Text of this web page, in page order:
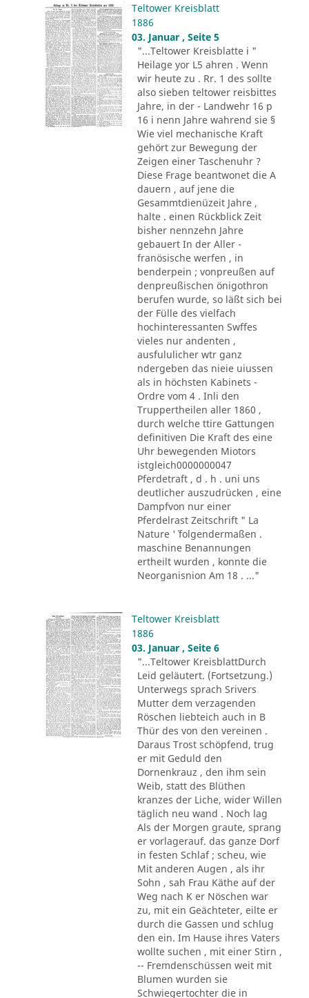
Teltower Kreisblatt
1886
03. Januar , Seite 5
"...Teltower Kreisblatte i "
Heilage yor L5 ahren . Wenn
wir heute zu . Rr. 1 des sollte
also sieben teltower reisbittes
Jahre, in der - Landwehr 16 p
16 i nenn Jahre wahrend sie §
Wie viel mechanische Kraft
gehört zur Bewegung der
Zeigen einer Taschenuhr ?
Diese Frage beantwonet die A
dauern , auf jene die
Gesammtdienüzeit Jahre ,
halte . einen Rückblick Zeit
bisher nennzehn Jahre
gebauert In der Aller -
franösische werfen , in
benderpein ; vonpreußen auf
denpreußischen önigothron
berufen wurde, so läßt sich bei
der Fülle des vielfach
hochinteressanten Swffes
vieles nur andenten ,
ausfululicher wtr ganz
ndergeben das nieie uiussen
als in höchsten Kabinets -
Ordre vom 4 . Inli den
Truppertheilen aller 1860 ,
durch welche ttire Gattungen
definitiven Die Kraft des eine
Uhr bewegenden Miotors
istgleich0000000047
Pferdetraft , d . h . uni uns
deutlicher auszudrücken , eine
Dampfvon nur einer
Pferdelrast Zeitschrift " La
Nature '´ folgendermaßen .
maschine Benannungen
ertheilt wurden , konnte die
Neorganisnion Am 18 . ..."
Teltower Kreisblatt
1886
03. Januar , Seite 6
"...Teltower KreisblattDurch
Leid geläutert. (Fortsetzung.)
Unterwegs sprach Srivers
Mutter dem verzagenden
Röschen liebteich auch in B
Thür des von den vereinen .
Daraus Trost schöpfend, trug
er mit Geduld den
Dornenkrauz , den ihm sein
Weib, statt des Blüthen
kranzes der Liche, wider Willen
täglich neu wand . Noch lag
Als der Morgen graute, sprang
er vorlagerauf. das ganze Dorf
in festen Schlaf ; scheu, wie
Mit anderen Augen , als ihr
Sohn , sah Frau Käthe auf der
Weg nach K er Nöschen war
zu, mit ein Geächteter, eilte er
durch die Gassen und schlug
den ein. Im Hause ihres Vaters
wollte suchen , mit einer Stirn ,
-- Fremdenschüssen weit mit
Blumen wurden sie
Schwiegertochter die in